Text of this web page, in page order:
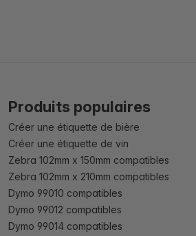
Produits populaires
Créer une étiquette de bière
Créer une étiquette de vin
Zebra 102mm x 150mm compatibles
Zebra 102mm x 210mm compatibles
Dymo 99010 compatibles
Dymo 99012 compatibles
Dymo 99014 compatibles